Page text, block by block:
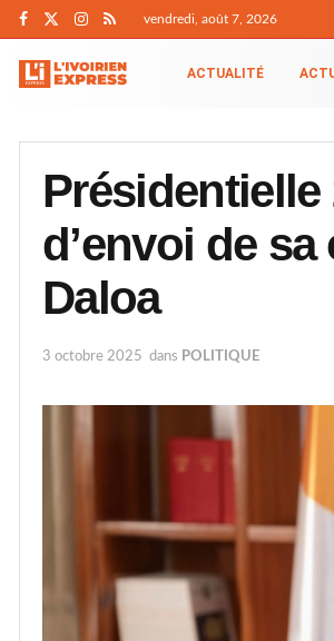
vendredi, août 7, 2026
ACTUALITÉ
d’envoi de
Daloa
3 octobre 2025 dans POLITIQUE